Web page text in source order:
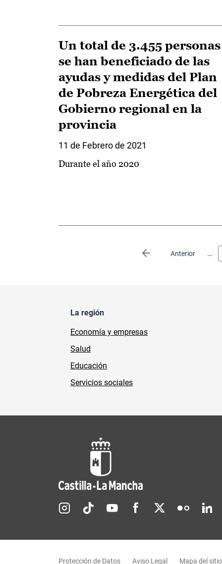
Un total de 3.455 personas
se han beneficiado de las
ayudas y medidas del Plan
de Pobreza Energética del
Gobierno regional en la
provincia
11 de Febrero de 2021
Durante el año 2020
Anterior
Página anterior …
La región
Economía y empresas
Salud
Educación
Servicios sociales
Redes sociales JCCM
Protección de Datos Aviso Legal Mapa del sitio